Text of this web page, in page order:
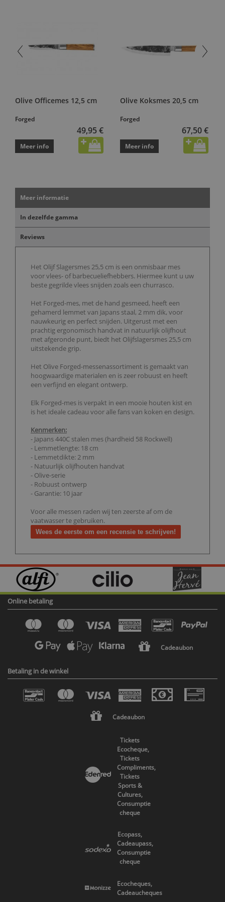
Olive Officemes 12,5 cm
Forged
49,95 €
Meer info
Olive Koksmes 20,5 cm
Forged
67,50 €
Meer info
Meer informatie
In dezelfde gamma
Reviews
Het Olijf Slagersmes 25,5 cm is een onmisbaar mes
voor vlees- of barbecueliefhebbers. Hiermee kunt u uw
beste gegrilde vlees snijden zoals een churrasco.
Het Forged-mes, met de hand gesmeed, heeft een
gehamerd lemmet van Japans staal, 2 mm dik, voor
nauwkeurig en perfect snijden. Uitgerust met een
prachtig ergonomisch handvat in natuurlijk olijfhout
met afgeronde punt, biedt het Olijfslagersmes 25,5 cm
uitstekende grip.
Het Olive Forged-messenassortiment is gemaakt van
hoogwaardige materialen en is zeer robuust en heeft
een verfijnd en elegant ontwerp.
Elk Forged-mes is verpakt in een mooie houten kist en
is het ideale cadeau voor alle fans van koken en design.
Kenmerken:
- Japans 440C stalen mes (hardheid 58 Rockwell)
- Lemmetlengte: 18 cm
- Lemmetdikte: 2 mm
- Natuurlijk olijfhouten handvat
- Olive-serie
- Robuust ontwerp
- Garantie: 10 jaar
Voor alle messen raden wij ten zeerste af om de
vaatwasser te gebruiken.
Wees de eerste om een recensie te schrijven!
Online betaling
Cadeaubon
Betaling in de winkel
Cadeaubon
Tickets
Ecocheque,
Tickets
Compliments,
Tickets
Sports &
Cultures,
Consumptie
cheque
Ecopass,
Cadeaupass,
Consumptie
cheque
Ecocheques,
Cadeaucheques